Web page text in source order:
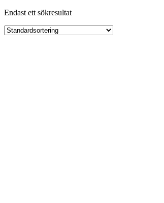
Endast ett sökresultat